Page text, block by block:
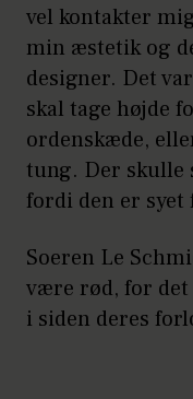
vel kontakter
min æstetik og
designer. Det
skal tage højde
ordenskæde,
tung. Der skulle
fordi den er syet
Soeren Le
være rød, for det
i siden deres